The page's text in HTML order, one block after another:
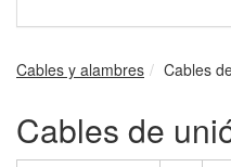
Cables y alambres Cables
Cables de